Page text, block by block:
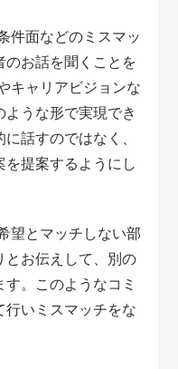
件面などのミスマッ
お話を聞くことを
キャリアビジョンな
うな形で実現でき
話すのではなく、
提案するようにし
望とマッチしない部
とお伝えして、別の
。このようなコミ
行いミスマッチをな